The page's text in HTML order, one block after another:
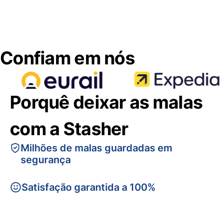
Confiam em nós
Porquê deixar as malas
com a Stasher
Milhões de malas guardadas em
segurança
Satisfação garantida a 100%